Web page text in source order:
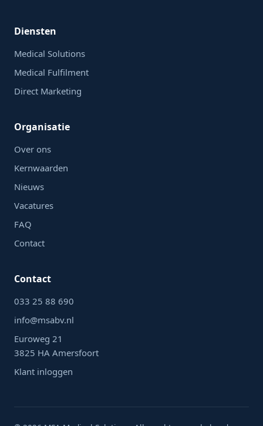
Diensten
Medical Solutions
Medical Fulfilment
Direct Marketing
Organisatie
Over ons
Kernwaarden
Nieuws
Vacatures
FAQ
Contact
Contact
033 25 88 690
info@msabv.nl
Euroweg 21
3825 HA Amersfoort
Klant inloggen